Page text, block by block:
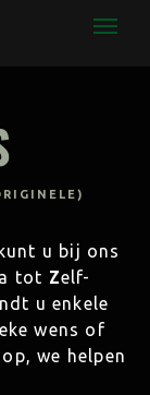
u bij ons
tot Zelf-
u enkele
wens of
we helpen